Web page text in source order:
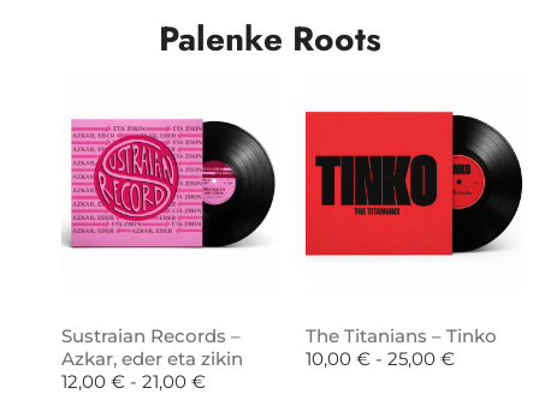
Palenke Roots
Sustraian Records –
Azkar, eder eta zikin
12,00 € - 21,00 €
The Titanians – Tinko
10,00 € - 25,00 €